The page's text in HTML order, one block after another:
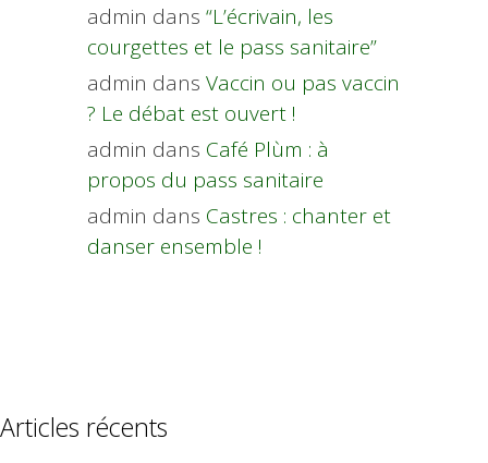
admin dans “L’écrivain, les
courgettes et le pass sanitaire”
admin dans Vaccin ou pas vaccin
? Le débat est ouvert !
admin dans Café Plùm : à
propos du pass sanitaire
admin dans Castres : chanter et
danser ensemble !
Articles récents